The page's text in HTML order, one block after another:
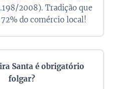
2008). Tradição que
do comércio local!
Santa é obrigatório
folgar?